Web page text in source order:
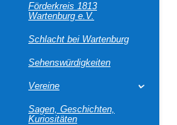
Förderkreis 1813
Wartenburg e.V.
Schlacht bei Wartenburg
Sehenswürdigkeiten
Vereine
Sagen, Geschichten,
Kuriositäten